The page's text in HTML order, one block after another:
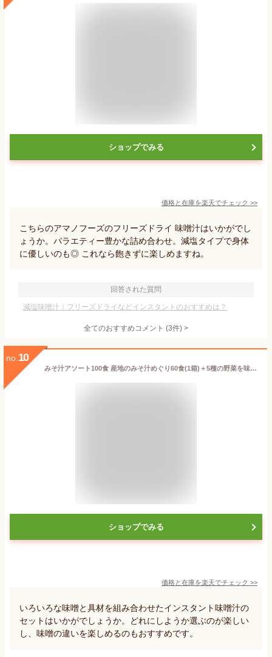
ショップでみる
価格と在庫を楽天でチェック >>
こちらのアマノフーズのフリーズドライ 味噌汁はいかがでし
ょうか。バラエティー豊かな詰め合わせ。減塩タイプで身体
に優しいのも◎ これなら飽きずに楽しめますね。
回答された質問
減塩味噌汁｜フリーズドライなどインスタントのおすすめは？
全てのおすすめコメント (3件) >
no. 10
みそ汁アソート100食 産地のみそ汁めぐり60食(1箱)＋5種の野菜を味わうみそ汁40食(1袋) 送料無料みそ汁 味噌汁 即席 インスタント 食品 お徳用 大容量 常備食 お弁当 みそ汁 具 長ネギ ほうれん草 豆腐 腸活 福袋
ショップでみる
価格と在庫を楽天でチェック >>
いろいろな味噌と具材を組み合わせたインスタント味噌汁の
セットはいかがでしょうか。どれにしようか選ぶのが楽しい
し、味噌の違いを楽しめるのもおすすめです。